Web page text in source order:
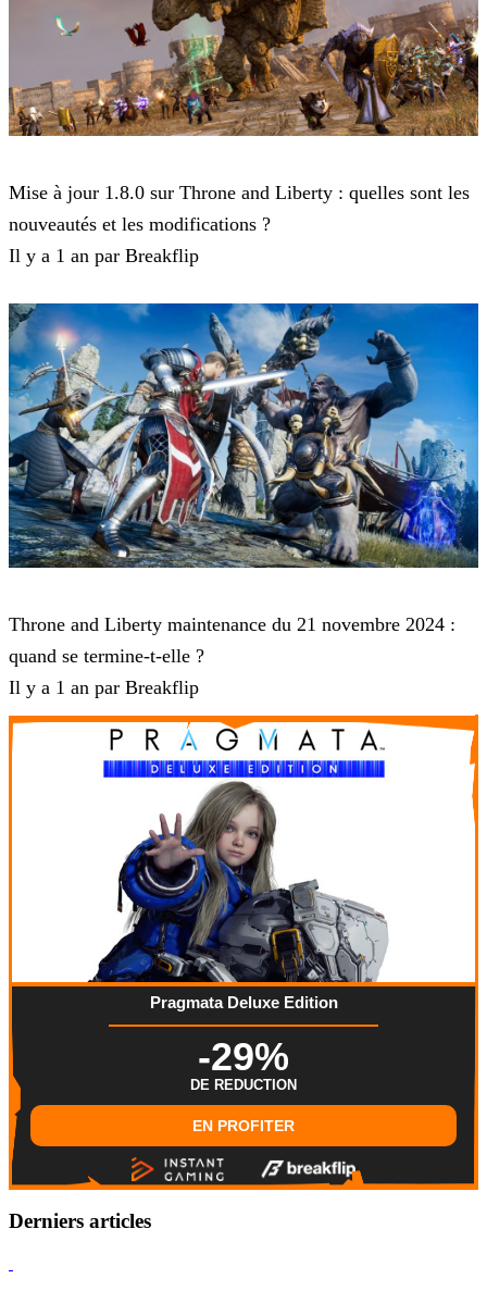
Mise à jour 1.8.0 sur Throne and Liberty : quelles sont les
nouveautés et les modifications ?
Il y a 1 an par Breakflip
Throne and Liberty maintenance du 21 novembre 2024 :
quand se termine-t-elle ?
Il y a 1 an par Breakflip
Pragmata Deluxe Edition
-29%
DE REDUCTION
EN PROFITER
Derniers articles